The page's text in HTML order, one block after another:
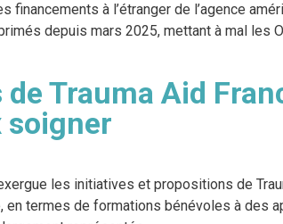
financements à l’étranger de l’agence
depuis mars 2025, mettant à mal les
Trauma Aid
soigner
les initiatives et propositions de
termes de formations bénévoles à des